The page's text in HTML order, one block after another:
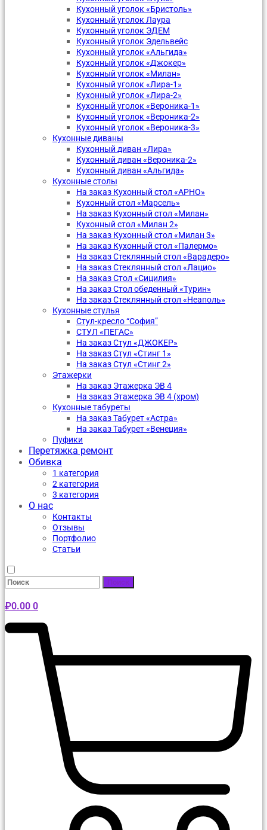
Кухонный уголок «Бристоль»
Кухонный уголок Лаура
Кухонный уголок ЭДЕМ
Кухонный уголок Эдельвейс
Кухонный уголок «Альгида»
Кухонный уголок «Джокер»
Кухонный уголок «Милан»
Кухонный уголок «Лира-1»
Кухонный уголок «Лира-2»
Кухонный уголок «Вероника-1»
Кухонный уголок «Вероника-2»
Кухонный уголок «Вероника-3»
Кухонные диваны
Кухонный диван «Лира»
Кухонный диван «Вероника-2»
Кухонный диван «Альгида»
Кухонные столы
На заказ Кухонный стол «АРНО»
Кухонный стол «Марсель»
На заказ Кухонный стол «Милан»
Кухонный стол «Милан 2»
На заказ Кухонный стол «Милан 3»
На заказ Кухонный стол «Палермо»
На заказ Стеклянный стол «Варадеро»
На заказ Стеклянный стол «Лацио»
На заказ Стол «Сицилия»
На заказ Стол обеденный «Турин»
На заказ Стеклянный стол «Неаполь»
Кухонные стулья
Стул-кресло “София”
CТУЛ «ПЕГАС»
На заказ Стул «ДЖОКЕР»
На заказ Стул «Стинг 1»
На заказ Стул «Стинг 2»
Этажерки
На заказ Этажерка ЭВ 4
На заказ Этажерка ЭВ 4 (хром)
Кухонные табуреты
На заказ Табурет «Астра»
На заказ Табурет «Венеция»
Пуфики
Перетяжка ремонт
Обивка
1 категория
2 категория
3 категория
О нас
Контакты
Отзывы
Портфолио
Статьи
Поиск
₽0.00 0